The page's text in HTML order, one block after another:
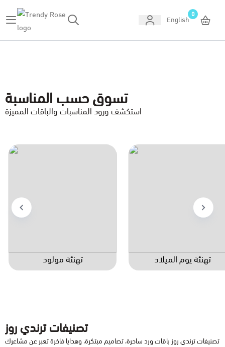
Trendy Rose English
0
تسوق حسب المناسبة
استكشف ورود المناسبات والباقات المميزة
تهنئة مولود تهنئة يوم الميلاد
تصنيفات ترندي روز
تصنيفات ترندي روز باقات ورد ساحرة، تصاميم مبتكرة، وهدايا فاخرة تعبر عن مشاعرك